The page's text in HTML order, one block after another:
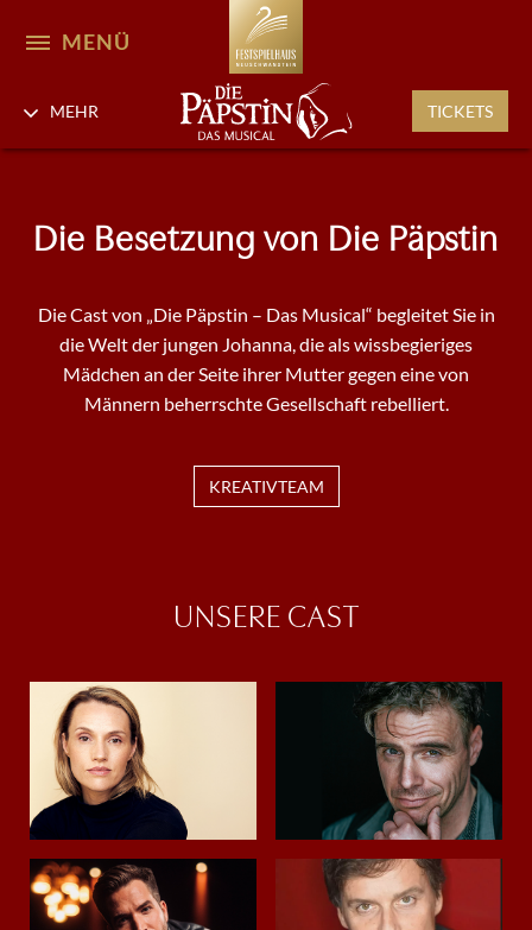
MEHR TICKETS
MENÜ
Die Besetzung von Die Päpstin
Die Cast von „Die Päpstin – Das Musical“ begleitet Sie in
die Welt der jungen Johanna, die als wissbegieriges
Mädchen an der Seite ihrer Mutter gegen eine von
Männern beherrschte Gesellschaft rebelliert.
KREATIVTEAM
UNSERE CAST